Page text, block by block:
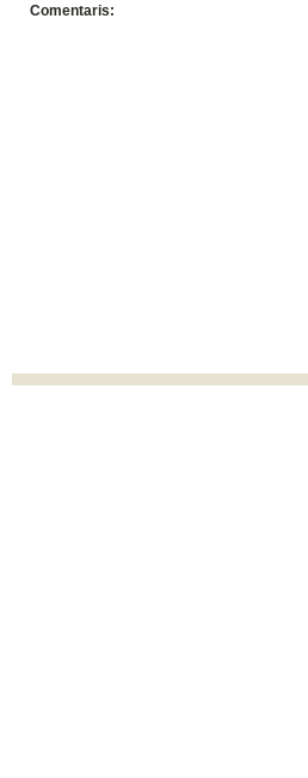
Comentaris: